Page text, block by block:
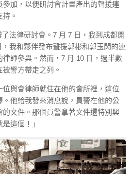
加，以便研討會計畫產出的聲援連
。
法律研討會。7 月 7 日，我到成都開
我和夥伴發布聲援郭彬和郭玉閃的連
師參與。然而，7 月 10 日，過半數
警方帶走之列。
與會律師就住在他的會所裡，這位
他給我發來消息說，員警在他的公
文件。那個員警拿著文件還特別興
這個！」